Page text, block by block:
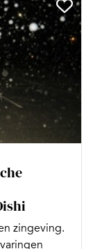
zingeving.